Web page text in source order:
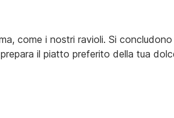
come i nostri ravioli. Si
il piatto preferito della tua